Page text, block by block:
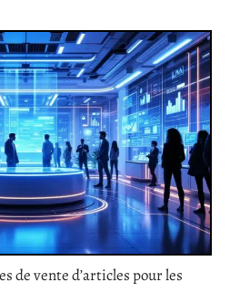
de vente d’articles pour les